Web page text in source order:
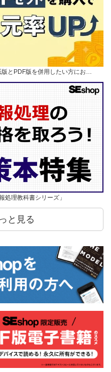
版とPDF版を併用したい方にお…
処理教科書シリーズ」
と見る